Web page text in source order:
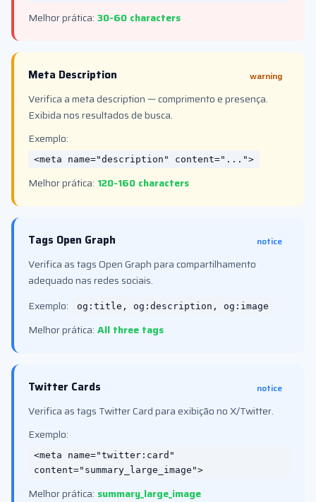
Melhor prática: 30-60 characters
Meta Description warning
Verifica a meta description — comprimento e presença.
Exibida nos resultados de busca.
Exemplo:
<meta name="description" content="...">
Melhor prática: 120-160 characters
Tags Open Graph notice
Verifica as tags Open Graph para compartilhamento
adequado nas redes sociais.
Exemplo:
og:title, og:description, og:image
Melhor prática: All three tags
Twitter Cards notice
Verifica as tags Twitter Card para exibição no X/Twitter.
Exemplo:
<meta name="twitter:card"
content="summary_large_image">
Melhor prática: summary_large_image